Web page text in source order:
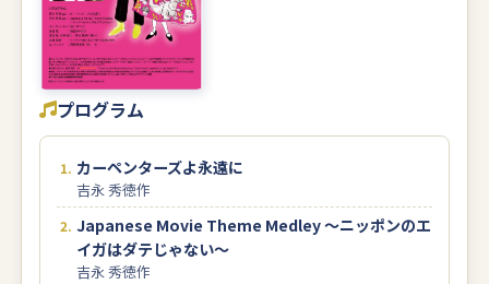
プログラム
カーペンターズよ永遠に
吉永 秀徳作
Japanese Movie Theme Medley ～ニッポンのエ
イガはダテじゃない～
吉永 秀徳作